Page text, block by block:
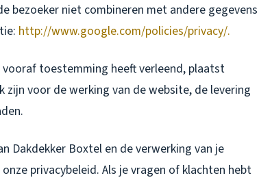
bezoeker niet combineren met andere gegevens
http://www.google.com/policies/privacy/.
toestemming heeft verleend, plaatst
voor de werking van de website, de levering
Dakdekker Boxtel en de verwerking van je
privacybeleid. Als je vragen of klachten hebt